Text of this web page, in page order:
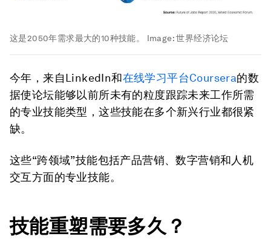
这是2050年需求最大的10种技能。 Image:世界经济论坛
今年，来自LinkedIn和在线学习平台Coursera的数
据使论坛能够以前所未有的粒度跟踪未来工作所需
的专业技能类型，这些技能在多个新兴行业都很紧
缺。
这些“跨领域”技能包括产品营销、数字营销和人机
交互方面的专业技能。
技能重塑需要多久？